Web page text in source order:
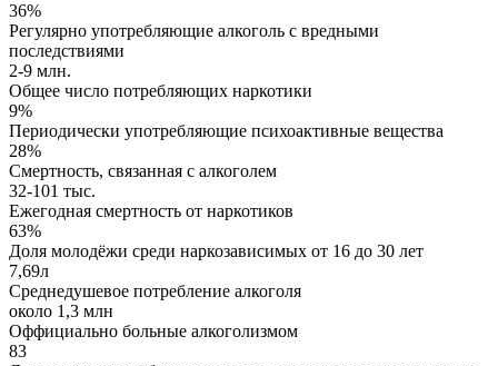
36%
Регулярно употребляющие алкоголь с вредными
последствиями
2-9 млн.
Общее число потребляющих наркотики
9%
Периодически употребляющие психоактивные вещества
28%
Смертность, связанная с алкоголем
32-101 тыс.
Ежегодная смертность от наркотиков
63%
Доля молодёжи среди наркозависимых от 16 до 30 лет
7,69л
Среднедушевое потребление алкоголя
около 1,3 млн
Оффициально больные алкоголизмом
83